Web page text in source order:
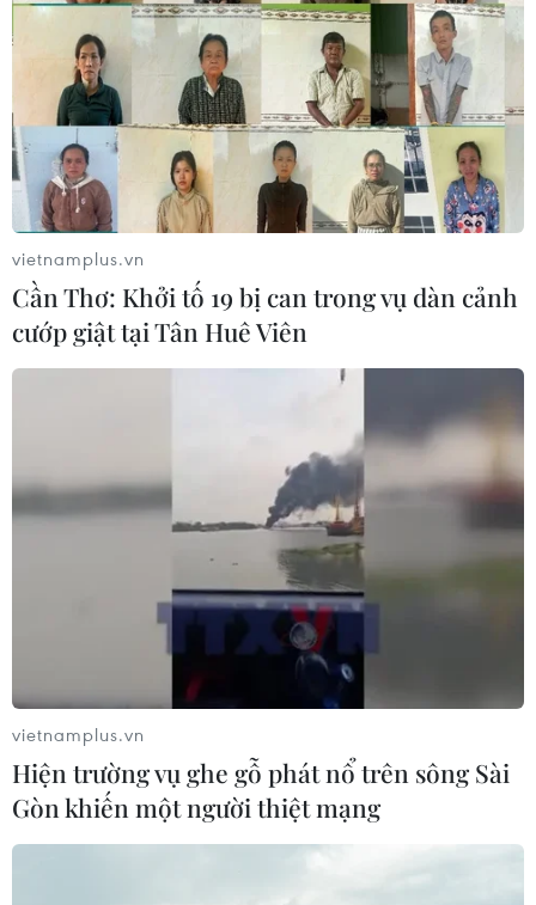
vietnamplus.vn
Cần Thơ: Khởi tố 19 bị can trong vụ dàn cảnh
cướp giật tại Tân Huê Viên
vietnamplus.vn
Hiện trường vụ ghe gỗ phát nổ trên sông Sài
Gòn khiến một người thiệt mạng